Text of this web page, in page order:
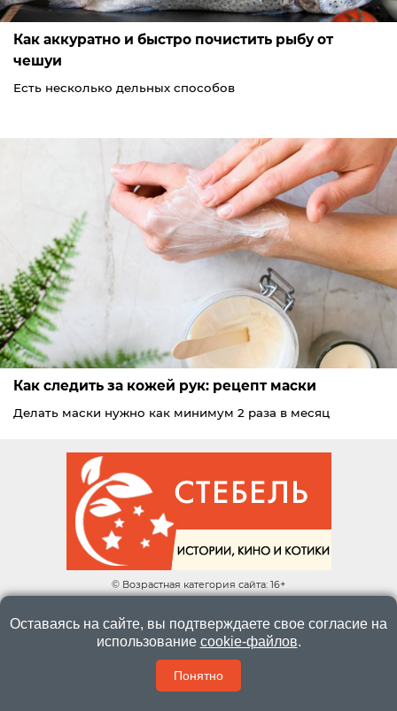
Как аккуратно и быстро почистить рыбу от
чешуи
Есть несколько дельных способов
Как следить за кожей рук: рецепт маски
Делать маски нужно как минимум 2 раза в месяц
© Возрастная категория сайта: 16+
Оставаясь на сайте, вы подтверждаете свое согласие на
использование cookie-файлов.
Понятно